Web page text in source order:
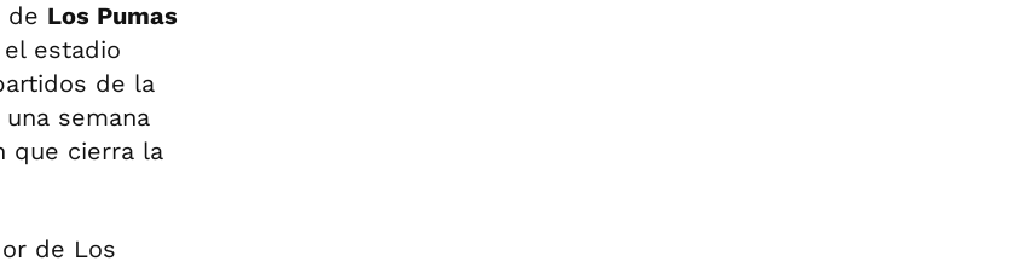
de Los Pumas
estadio
de la
semana
que cierra la